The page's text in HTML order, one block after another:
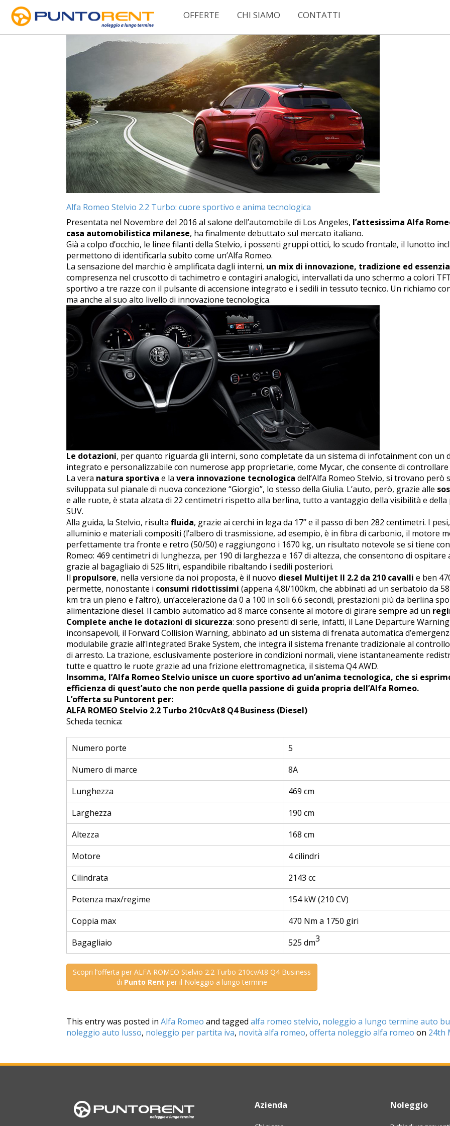
OFFERTE CHI SIAMO CONTATTI
Tag Archives:offerta noleggio alfa romeo
Alfa Romeo Stelvio 2.2 Turbo: cuore sportivo e anima tecnologica
Presentata nel Novembre del 2016 al salone dell’automobile di Los Angeles, l’attesissima Alfa
casa automobilistica milanese, ha finalmente debuttato sul mercato italiano.
Già a colpo d’occhio, le linee filanti della Stelvio, i possenti gruppi ottici, lo scudo frontale, il lunotto
permettono di identificarla subito come un’Alfa Romeo.
La sensazione del marchio è amplificata dagli interni, un mix di innovazione, tradizione ed
compresenza nel cruscotto di tachimetro e contagiri analogici, intervallati da uno schermo a colori
sportivo a tre razze con il pulsante di accensione integrato e i sedili in tessuto tecnico. Un richiamo
ma anche al suo alto livello di innovazione tecnologica.
Le dotazioni, per quanto riguarda gli interni, sono completate da un sistema di infotainment con un
integrato e personalizzabile con numerose app proprietarie, come Mycar, che consente di
La vera natura sportiva e la vera innovazione tecnologica dell’Alfa Romeo Stelvio, si trovano
sviluppata sul pianale di nuova concezione “Giorgio”, lo stesso della Giulia. L’auto, però, grazie alle
e alle ruote, è stata alzata di 22 centimetri rispetto alla berlina, tutto a vantaggio della visibilità e
SUV.
Alla guida, la Stelvio, risulta fluida, grazie ai cerchi in lega da 17’’ e il passo di ben 282 centimetri. I
alluminio e materiali compositi (l’albero di trasmissione, ad esempio, è in fibra di carbonio, il motore
perfettamente tra fronte e retro (50/50) e raggiungono i 1670 kg, un risultato notevole se si tiene
Romeo: 469 centimetri di lunghezza, per 190 di larghezza e 167 di altezza, che consentono di
grazie al bagagliaio di 525 litri, espandibile ribaltando i sedili posteriori.
Il propulsore, nella versione da noi proposta, è il nuovo diesel Multijet II 2.2 da 210 cavalli e ben
permette, nonostante i consumi ridottissimi (appena 4,8l/100km, che abbinati ad un serbatoio da
km tra un pieno e l’altro), un’accelerazione da 0 a 100 in soli 6.6 secondi, prestazioni più da berlina
alimentazione diesel. Il cambio automatico ad 8 marce consente al motore di girare sempre ad un
Complete anche le dotazioni di sicurezza: sono presenti di serie, infatti, il Lane Departure
inconsapevoli, il Forward Collision Warning, abbinato ad un sistema di frenata automatica
modulabile grazie all’Integrated Brake System, che integra il sistema frenante tradizionale al
di arresto. La trazione, esclusivamente posteriore in condizioni normali, viene istantaneamente
tutte e quattro le ruote grazie ad una frizione elettromagnetica, il sistema Q4 AWD.
Insomma, l’Alfa Romeo Stelvio unisce un cuore sportivo ad un’anima tecnologica, che si
efficienza di quest’auto che non perde quella passione di guida propria dell’Alfa Romeo.
L’offerta su Puntorent per:
ALFA ROMEO Stelvio 2.2 Turbo 210cvAt8 Q4 Business (Diesel)
Scheda tecnica:
Numero porte
5
Numero di marce
8A
Lunghezza
469 cm
Larghezza
190 cm
Altezza
168 cm
Motore
4 cilindri
Cilindrata
2143 cc
Potenza max/regime
154 kW (210 CV)
Coppia max
470 Nm a 1750 giri
Bagagliaio
525 dm3
Scopri l’offerta per ALFA ROMEO Stelvio 2.2 Turbo 210cvAt8 Q4 Business
di Punto Rent per il Noleggio a lungo termine
This entry was posted in Alfa Romeo and tagged alfa romeo stelvio, noleggio a lungo termine auto
noleggio auto lusso, noleggio per partita iva, novità alfa romeo, offerta noleggio alfa romeo on 24th
Azienda Noleggio